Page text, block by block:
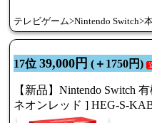
テレビゲーム>Nintendo Switch>
17位 39,000円 (＋1750円)
【新品】Nintendo Switch
ネオンレッド ] HEG-S-